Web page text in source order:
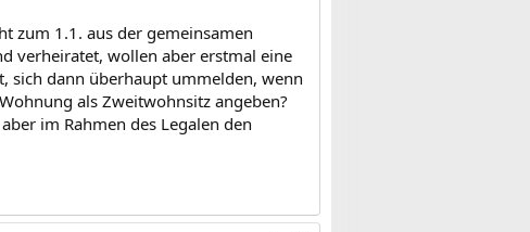
zum 1.1. aus der gemeinsamen
verheiratet, wollen aber erstmal eine
sich dann überhaupt ummelden, wenn
als Zweitwohnsitz angeben?
im Rahmen des Legalen den